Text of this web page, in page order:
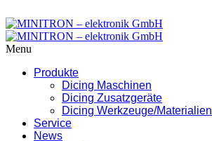
Menu
Produkte
Dicing Maschinen
Dicing Zusatzgeräte
Dicing Werkzeuge/Materialien
Service
News